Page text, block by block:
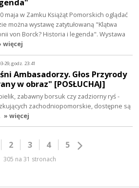
maja w Zamku Książąt Pomorskich oglądać
można wystawę zatytułowaną "Klątwa
von Borck? Historia i legenda". Wystawa
więcej
29, godz. 23:41
Ambasadorzy. Głos Przyrody
w obraz" [POSŁUCHAJ]
zabawny borsuk czy zadziorny ryś -
zachodniopomorskie, dostępne są
» więcej
2 3 4 5
305 na 31 stronach